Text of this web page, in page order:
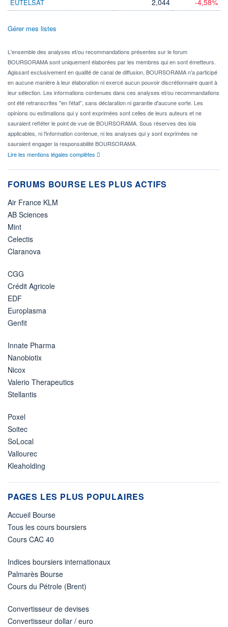
EUTELSAT
Gérer mes listes
L'ensemble des analyses et/ou recommandations présentes sur le forum
BOURSORAMA sont uniquement élaborées par les membres qui en sont émetteurs.
Agissant exclusivement en qualité de canal de diffusion, BOURSORAMA n'a participé
en aucune manière à leur élaboration ni exercé aucun pouvoir discrétionnaire quant à
leur sélection. Les informations contenues dans ces analyses et/ou recommandations
ont été retranscrites "en l'état", sans déclaration ni garantie d'aucune sorte. Les
opinions ou estimations qui y sont exprimées sont celles de leurs auteurs et ne
sauraient refléter le point de vue de BOURSORAMA. Sous réserves des lois
applicables, ni l'information contenue, ni les analyses qui y sont exprimées ne
sauraient engager la responsabilité BOURSORAMA.
Lire les mentions légales complètes
FORUMS BOURSE LES PLUS ACTIFS
Air France KLM
AB Sciences
Mint
Celectis
Claranova
CGG
Crédit Agricole
EDF
Europlasma
Genfit
Innate Pharma
Nanobiotix
Nicox
Valerio Therapeutics
Stellantis
Poxel
Soitec
SoLocal
Vallourec
Kleaholding
PAGES LES PLUS POPULAIRES
Accueil Bourse
Tous les cours boursiers
Cours CAC 40
Indices boursiers internationaux
Palmarès Bourse
Cours du Pétrole (Brent)
Convertisseur de devises
Convertisseur dollar / euro